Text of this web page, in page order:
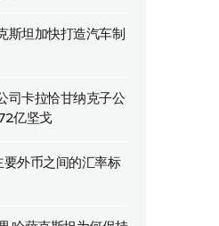
斯坦加快打造汽车制
司卡拉恰甘纳克子公
亿坚戈
外币之间的汇率标